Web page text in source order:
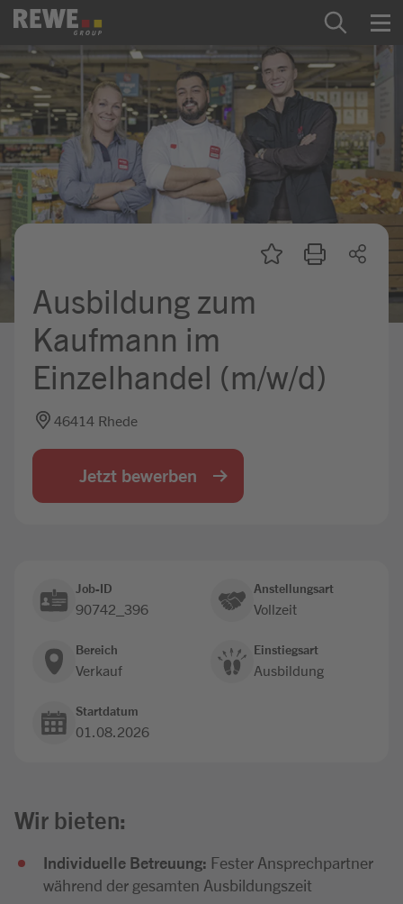
Zum Inhalt springen
Startseite
REWE Group als Arbeitgeber
Ausbildung & Studium
Praktikum & Werkstudium
Mein Kandidat:innenprofil
Ausbildung zum
Kaufmann im
Einzelhandel (m/w/d)
46414 Rhede
Jetzt bewerben
Job-ID
90742_396
Anstellungsart
Vollzeit
Bereich
Verkauf
Einstiegsart
Ausbildung
Startdatum
01.08.2026
Wir bieten:
Individuelle Betreuung: Fester Ansprechpartner
während der gesamten Ausbildungszeit